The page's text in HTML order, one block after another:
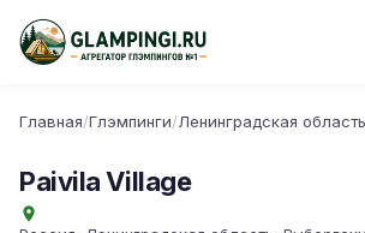
Главная/Глэмпинги/Ленинградская область
Paivila Village